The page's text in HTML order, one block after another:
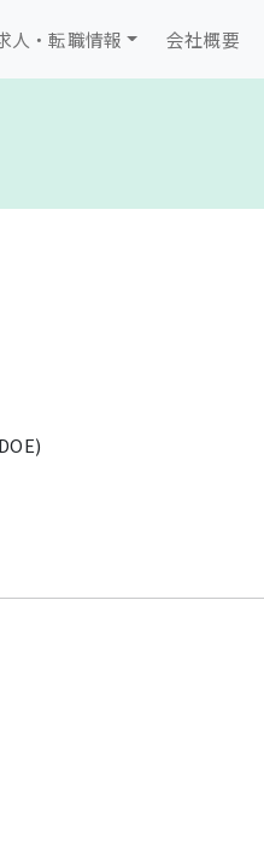
人・転職情報 会社概要